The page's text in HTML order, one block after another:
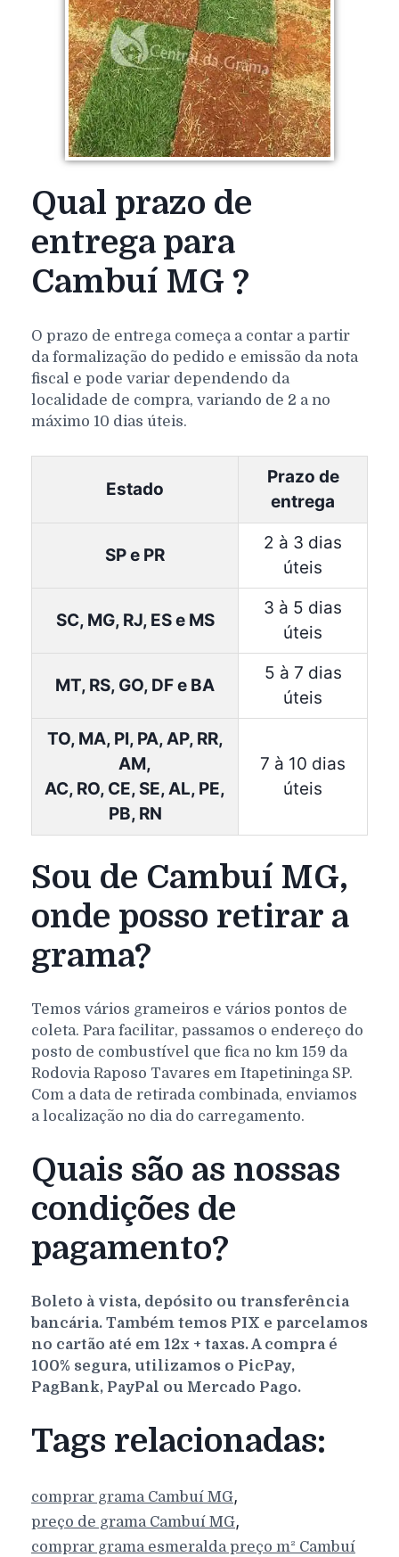
Qual prazo de
entrega para
Cambuí MG ?
O prazo de entrega começa a contar a partir
da formalização do pedido e emissão da nota
fiscal e pode variar dependendo da
localidade de compra, variando de 2 a no
máximo 10 dias úteis.
Estado
Prazo de
entrega
SP e PR
2 à 3 dias
úteis
SC, MG, RJ, ES e MS
3 à 5 dias
úteis
MT, RS, GO, DF e BA
5 à 7 dias
úteis
TO, MA, PI, PA, AP, RR,
AM,
AC, RO, CE, SE, AL, PE,
PB, RN
7 à 10 dias
úteis
Sou de Cambuí MG,
onde posso retirar a
grama?
Temos vários grameiros e vários pontos de
coleta. Para facilitar, passamos o endereço do
posto de combustível que fica no km 159 da
Rodovia Raposo Tavares em Itapetininga SP.
Com a data de retirada combinada, enviamos
a localização no dia do carregamento.
Quais são as nossas
condições de
pagamento?
Boleto à vista, depósito ou transferência
bancária. Também temos PIX e parcelamos
no cartão até em 12x + taxas. A compra é
100% segura, utilizamos o PicPay,
PagBank, PayPal ou Mercado Pago.
Tags relacionadas:
comprar grama Cambuí MG,
preço de grama Cambuí MG,
comprar grama esmeralda preço m² Cambuí